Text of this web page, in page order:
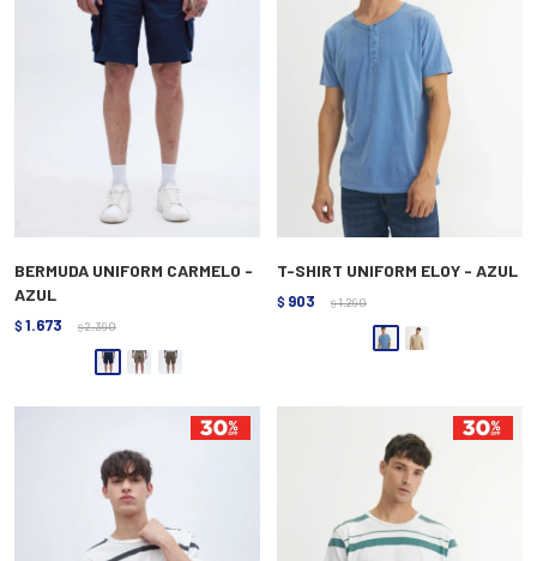
BERMUDA UNIFORM CARMELO -
AZUL
$ 1.673 $ 2.390
T-SHIRT UNIFORM ELOY - AZUL
$ 903 $ 1.290